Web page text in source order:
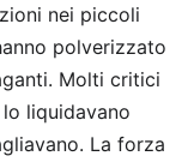
nei piccoli
polverizzato
Molti critici
liquidavano
La forza